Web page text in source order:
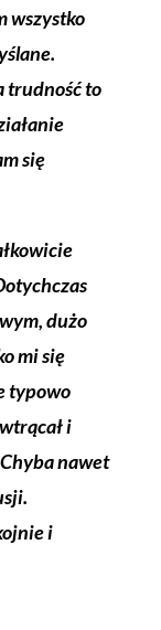
wszystko
trudność to
się
dużo
mi się
typowo
i
nawet
i